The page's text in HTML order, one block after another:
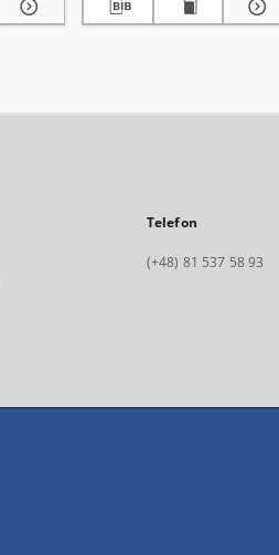
Telefon
(+48) 81 537 58 93